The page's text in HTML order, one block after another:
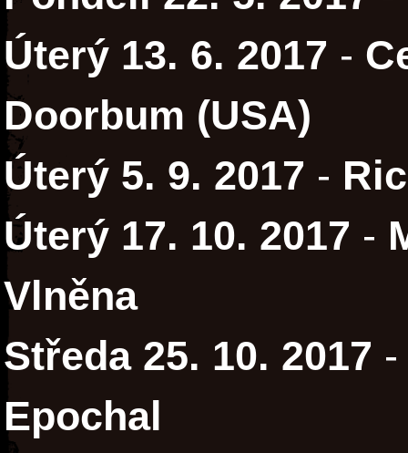
Úterý 13. 6. 2017 -
Doorbum (USA)
Úterý 5. 9. 2017 -
Úterý 17. 10. 2017 -
Vlněna
Středa 25. 10. 2017
Epochal